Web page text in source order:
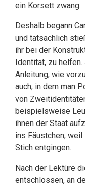
ein Korsett zwang.
Deshalb begann
und tatsächlich
ihr bei der
Identität, zu
Anleitung, wie
auch, in dem man
von
beispielsweise
ihnen der Staat
ins Fäustchen,
Stich entgingen.
Nach der Lektüre
entschlossen, an